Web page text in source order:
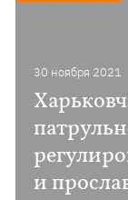
30 ноября 2021
и